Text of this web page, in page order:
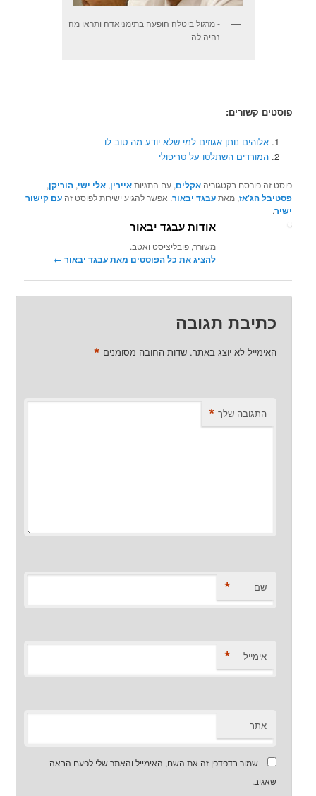
- מרגול ביטלה הופעה בתימניאדה ותראו מה
נהיה לה
פוסטים קשורים:
אלוהים נותן אגוזים למי שלא יודע מה טוב לו
המורדים השתלטו על טריפולי
פוסט זה פורסם בקטגוריהאקלים, עם התגיותאיירין,אלי ישי,הוריקן,
פסטיבל הג'אז, מאתעבגד יבאור. אפשר להגיע ישירות לפוסט זהעם קישור
ישיר.
אודות עבגד יבאור
משורר, פובליציסט ואטב.
להציג את כל הפוסטים מאת עבגד יבאור‏ ←
כתיבת תגובה
האימייל לא יוצג באתר. שדות החובה מסומנים *
התגובה שלך *
שם *
אימייל *
אתר
שמור בדפדפן זה את השם, האימייל והאתר שלי לפעם הבאה
שאגיב.